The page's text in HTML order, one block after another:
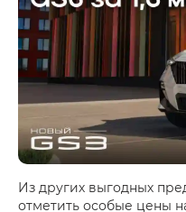
Из других выгодных
отметить особые цены